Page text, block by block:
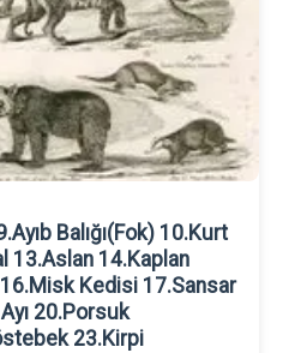
Balığı(Fok) 10.Kurt
13.Aslan 14.Kaplan
Kedisi 17.Sansar
20.Porsuk
23.Kirpi